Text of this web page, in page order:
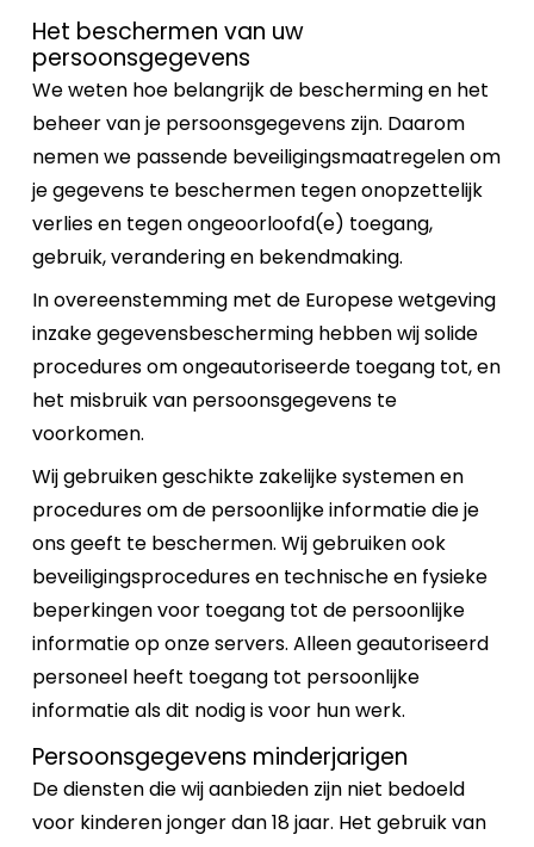
Het beschermen van uw
persoonsgegevens
We weten hoe belangrijk de bescherming en het
beheer van je persoonsgegevens zijn. Daarom
nemen we passende beveiligingsmaatregelen om
je gegevens te beschermen tegen onopzettelijk
verlies en tegen ongeoorloofd(e) toegang,
gebruik, verandering en bekendmaking.
In overeenstemming met de Europese wetgeving
inzake gegevensbescherming hebben wij solide
procedures om ongeautoriseerde toegang tot, en
het misbruik van persoonsgegevens te
voorkomen.
Wij gebruiken geschikte zakelijke systemen en
procedures om de persoonlijke informatie die je
ons geeft te beschermen. Wij gebruiken ook
beveiligingsprocedures en technische en fysieke
beperkingen voor toegang tot de persoonlijke
informatie op onze servers. Alleen geautoriseerd
personeel heeft toegang tot persoonlijke
informatie als dit nodig is voor hun werk.
Persoonsgegevens minderjarigen
De diensten die wij aanbieden zijn niet bedoeld
voor kinderen jonger dan 18 jaar. Het gebruik van